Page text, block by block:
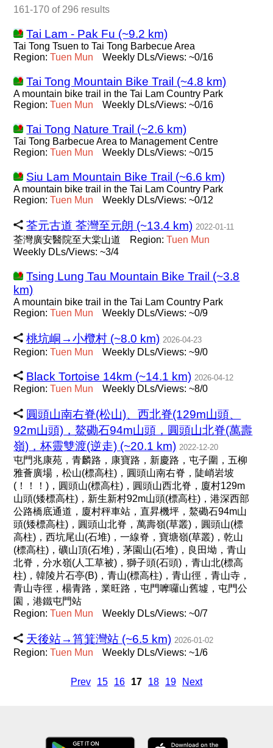
161-170 of 296 results
Tai Lam - Pak Fu (~9.2 km)
Tai Tong Tsuen to Tai Tong Barbecue Area
Region:Tuen Mun Weekly DLs/Views: ~0/16
Tai Tong Mountain Bike Trail (~4.8 km)
A mountain bike trail in the Tai Lam Country Park
Region:Tuen Mun Weekly DLs/Views: ~0/16
Tai Tong Nature Trail (~2.6 km)
Tai Tong Barbecue Area to Management Centre
Region:Tuen Mun Weekly DLs/Views: ~0/15
Siu Lam Mountain Bike Trail (~6.6 km)
A mountain bike trail in the Tai Lam Country Park
Region:Tuen Mun Weekly DLs/Views: ~0/12
荃元古道 荃灣至元朗 (~13.4 km) 2022-01-11
荃灣廣安醫院至大棠山道 Region:Tuen Mun
Weekly DLs/Views: ~3/4
Tsing Lung Tau Mountain Bike Trail (~3.8
km)
A mountain bike trail in the Tai Lam Country Park
Region:Tuen Mun Weekly DLs/Views: ~0/9
桃坑峒→小欖村 (~8.0 km) 2026-04-23
Region:Tuen Mun Weekly DLs/Views: ~9/0
Black Tortoise 14km (~14.1 km) 2026-04-12
Region:Tuen Mun Weekly DLs/Views: ~8/0
圓頭山南右脊(松山)、西北脊(129m山頭、
92m山頭)，鰲磡石94m山頭，圓頭山北脊(萬壽
嶺)，杯靈雙渡(逆走) (~20.1 km) 2022-12-20
屯門兆康苑，青麟路，康寶路，新慶路，屯子圍，五柳
雅薈廣場，松山(標高柱)，圓頭山南右脊，陡峭岩坡
(！！！)，圓頭山(標高柱)，圓頭山西北脊，廈村129m
山頭(矮標高柱)，新生新村92m山頭(標高柱)，港深西部
公路橋底通道，廈村秤車站，直昇機坪，鰲磡石94m山
頭(矮標高柱)，圓頭山北脊，萬壽嶺(草叢)，圓頭山(標
高柱)，西坑尾山(石堆)，一線脊，寶塘嶺(草叢)，乾山
(標高柱)，礦山頂(石堆)，茅園山(石堆)，良田坳，青山
北脊，分水嶺(人工草被)，獅子頭(石頭)，青山北(標高
柱)，韓陵片石亭(B)，青山(標高柱)，青山徑，青山寺，
青山寺徑，楊青路，業旺路，屯門嚤囉山舊墟，屯門公
園，港鐵屯門站
Region:Tuen Mun Weekly DLs/Views: ~0/7
天後站→筲箕灣站 (~6.5 km) 2026-01-02
Region:Tuen Mun Weekly DLs/Views: ~1/6
Prev 15 16 17 18 19 Next